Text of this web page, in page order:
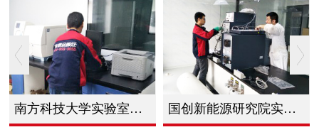
南方科技大学实验室整体搬迁 国创新能源研究院实验室仪器整体搬迁